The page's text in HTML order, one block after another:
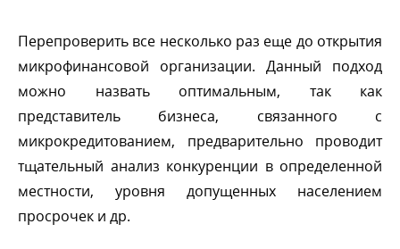
Перепроверить все несколько раз еще до открытия
микрофинансовой организации. Данный подход
можно назвать оптимальным, так как
представитель бизнеса, связанного с
микрокредитованием, предварительно проводит
тщательный анализ конкуренции в определенной
местности, уровня допущенных населением
просрочек и др.